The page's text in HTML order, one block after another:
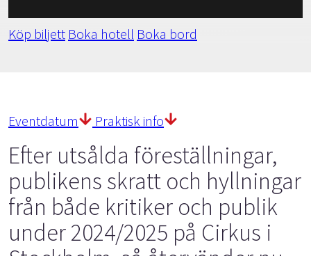
Köp biljett Boka hotell Boka bord
Efter utsålda föreställningar,
publikens skratt och hyllningar
från både kritiker och publik
under 2024/2025 på Cirkus i
Eventdatum Praktisk info